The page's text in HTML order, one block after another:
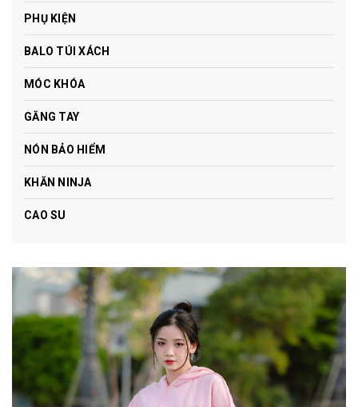
PHỤ KIỆN
BALO TÚI XÁCH
MÓC KHÓA
GĂNG TAY
NÓN BẢO HIỂM
KHĂN NINJA
CAO SU